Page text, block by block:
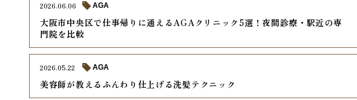
大阪市中央区で仕事帰りに通えるAGAクリニック5選！夜間診療・駅近の専
門院を比較
2026.06.06 AGA
美容師が教えるふんわり仕上げる洗髪テクニック
2026.05.22 AGA